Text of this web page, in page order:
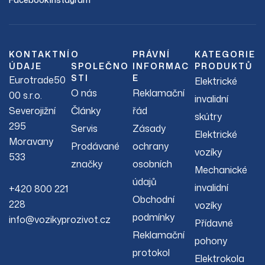
KONTAKTNÍ
ÚDAJE
Eurotrade50
00 s.r.o.
Severojižní
295
Moravany
533
+420 800 221
228
info@vozikyprozivot.cz
O
SPOLEČNO
STI
O nás
Články
Servis
Prodávané
značky
PRÁVNÍ
INFORMAC
E
Reklamační
řád
Zásady
ochrany
osobních
údajů
Obchodní
podmínky
Reklamační
protokol
KATEGORIE
PRODUKTŮ
Elektrické
invalidní
skútry
Elektrické
vozíky
Mechanické
invalidní
vozíky
Přídavné
pohony
Elektrokola